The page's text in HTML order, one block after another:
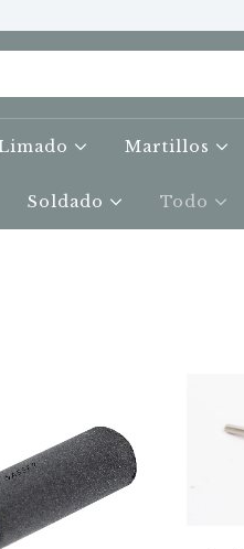
Martillos
Soldado Todo